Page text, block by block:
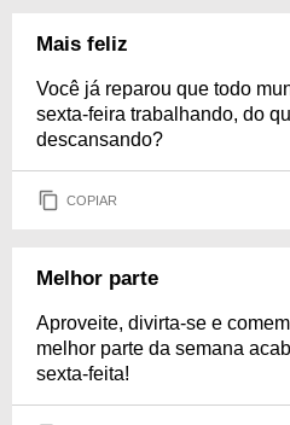
Mais feliz
Você já reparou que todo
sexta-feira trabalhando, do
descansando?
COPIAR
Melhor parte
Aproveite, divirta-se e
melhor parte da semana
sexta-feita!